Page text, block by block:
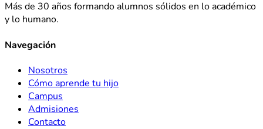
Más de 30 años formando alumnos sólidos en lo académico
y lo humano.
Navegación
Nosotros
Cómo aprende tu hijo
Campus
Admisiones
Contacto